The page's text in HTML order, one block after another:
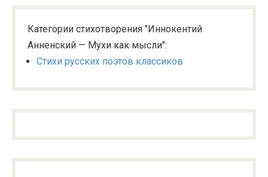
Категории стихотворения "Иннокентий
Анненский — Мухи как мысли":
Стихи русских поэтов классиков